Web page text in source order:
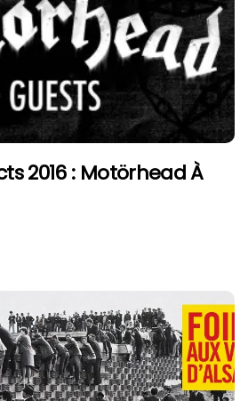
2016 : Motörhead À